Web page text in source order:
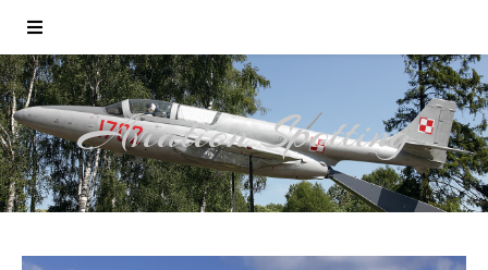
Aviation Spotting